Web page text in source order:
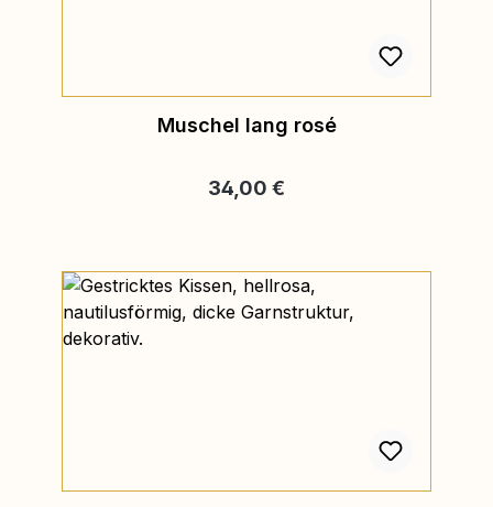
Muschel lang rosé
Regulärer Preis:
34,00 €